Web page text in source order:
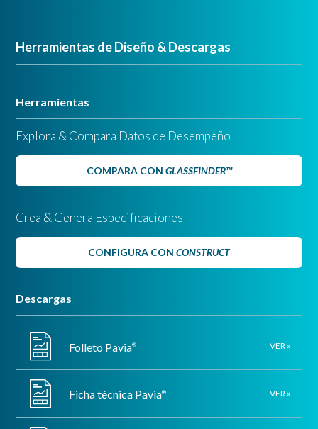
Herramientas de Diseño & Descargas
Herramientas
Explora & Compara Datos de Desempeño
COMPARA CON GLASSFINDER™
Crea & Genera Especificaciones
CONFIGURA CON CONSTRUCT
Descargas
Folleto Pavia® VER »
Ficha técnica Pavia® VER »